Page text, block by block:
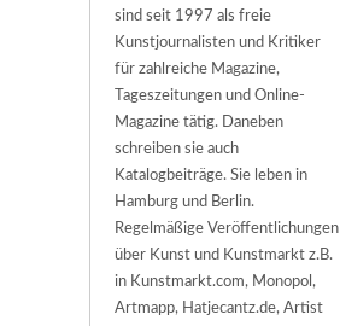
sind seit 1997 als freie
Kunstjournalisten und Kritiker
für zahlreiche Magazine,
Tageszeitungen und Online-
Magazine tätig. Daneben
schreiben sie auch
Katalogbeiträge. Sie leben in
Hamburg und Berlin.
Regelmäßige Veröffentlichungen
über Kunst und Kunstmarkt z.B.
in Kunstmarkt.com, Monopol,
Artmapp, Hatjecantz.de, Artist